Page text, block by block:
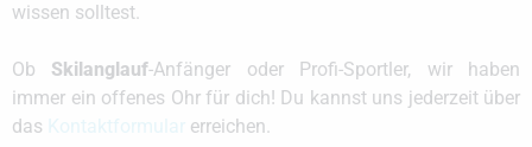
wissen solltest.
Ob Skilanglauf-Anfänger oder Profi-Sportler, wir haben
immer ein offenes Ohr für dich! Du kannst uns jederzeit über
das
erreichen.